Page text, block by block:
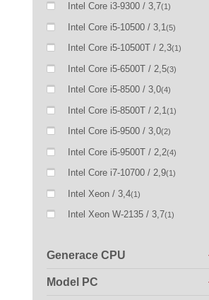
Intel Core i3-9300 / 3,7(1)
Intel Core i5-10500 / 3,1(5)
Intel Core i5-10500T / 2,3(1)
Intel Core i5-6500T / 2,5(3)
Intel Core i5-8500 / 3,0(4)
Intel Core i5-8500T / 2,1(1)
Intel Core i5-9500 / 3,0(2)
Intel Core i5-9500T / 2,2(4)
Intel Core i7-10700 / 2,9(1)
Intel Xeon / 3,4(1)
Intel Xeon W-2135 / 3,7(1)
Generace CPU
Model PC